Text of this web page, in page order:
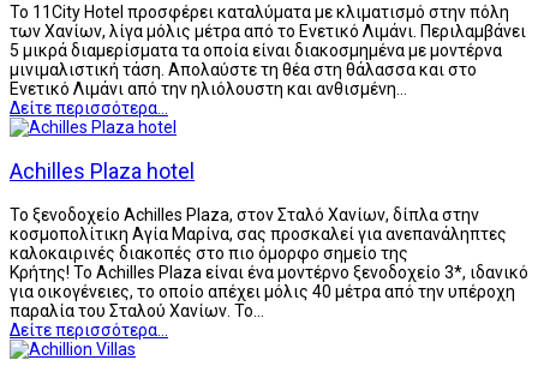
Το 11City Hotel προσφέρει καταλύματα με κλιματισμό στην πόλη
των Χανίων, λίγα μόλις μέτρα από το Ενετικό Λιμάνι. Περιλαμβάνει
5 μικρά διαμερίσματα τα οποία είναι διακοσμημένα με μοντέρνα
μινιμαλιστική τάση. Απολαύστε τη θέα στη θάλασσα και στο
Ενετικό Λιμάνι από την ηλιόλουστη και ανθισμένη…
Δείτε περισσότερα...
Achilles Plaza hotel
Το ξενοδοχείο Achilles Plaza, στον Σταλό Χανίων, δίπλα στην
κοσμοπολίτικη Αγία Μαρίνα, σας προσκαλεί για ανεπανάληπτες
καλοκαιρινές διακοπές στο πιο όμορφο σημείο της
Κρήτης! Το Achilles Plaza είναι ένα μοντέρνο ξενοδοχείο 3*, ιδανικό
για οικογένειες, το οποίο απέχει μόλις 40 μέτρα από την υπέροχη
παραλία του Σταλού Χανίων. Το…
Δείτε περισσότερα...